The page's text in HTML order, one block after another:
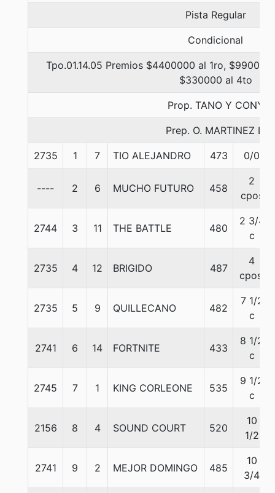
Pista Regular
Condicional
Tpo.01.14.05 Premios $4400000 al 1ro,
$330000 al 4to
Prop. TANO Y CONY
Prep. O. MARTINEZ L.
2735 1 7 TIO ALEJANDRO 473 0/0
---- 2 6 MUCHO FUTURO 458
2
cpos
2744 3 11 THE BATTLE 480
2 3/4
c
2735 4 12 BRIGIDO 487
4
cpos.
2735 5 9 QUILLECANO 482
7 1/2
c
2741 6 14 FORTNITE 433
8 1/2
c
2745 7 1 KING CORLEONE 535
9 1/2
c
2156 8 4 SOUND COURT 520
10
1/2
2741 9 2 MEJOR DOMINGO 485
10
3/4